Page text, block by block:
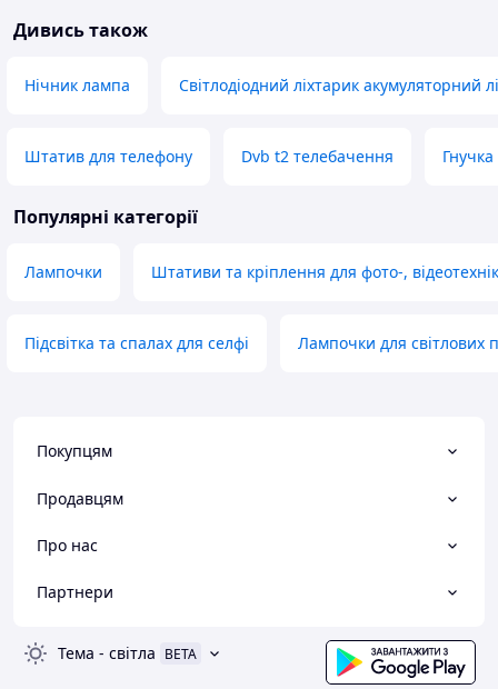
Дивись також
Нічник лампа Світлодіодний ліхтарик акумуляторний
Штатив для телефону Dvb t2 телебачення
Популярні категорії
Лампочки Штативи та кріплення для фото-,
Підсвітка та спалах для селфі Лампочки для світлових
Покупцям
Продавцям
Про нас
Партнери
Тема - світла BETA